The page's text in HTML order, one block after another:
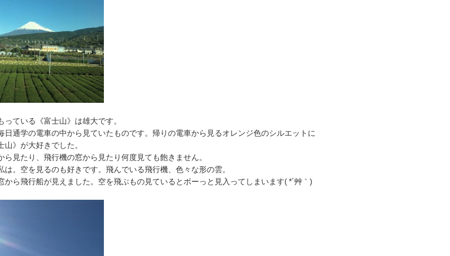
っている《富士山》は雄大です。
日通学の電車の中から見ていたものです。帰りの電車から見るオレンジ色のシルエットに
山》が大好きでした。
ら見たり、飛行機の窓から見たり何度見ても飽きません。
は。空を見るのも好きです。飛んでいる飛行機、色々な形の雲。
から飛行船が見えました。空を飛ぶもの見ているとボーっと見入ってしまいます( *´艸｀)